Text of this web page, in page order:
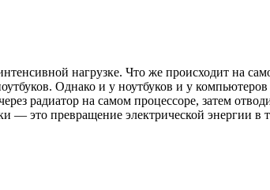
нагрузке. Что же происходит на
Однако и у ноутбуков и у компьютеров
радиатор на самом процессоре, затем
— это превращение электрической энергии в